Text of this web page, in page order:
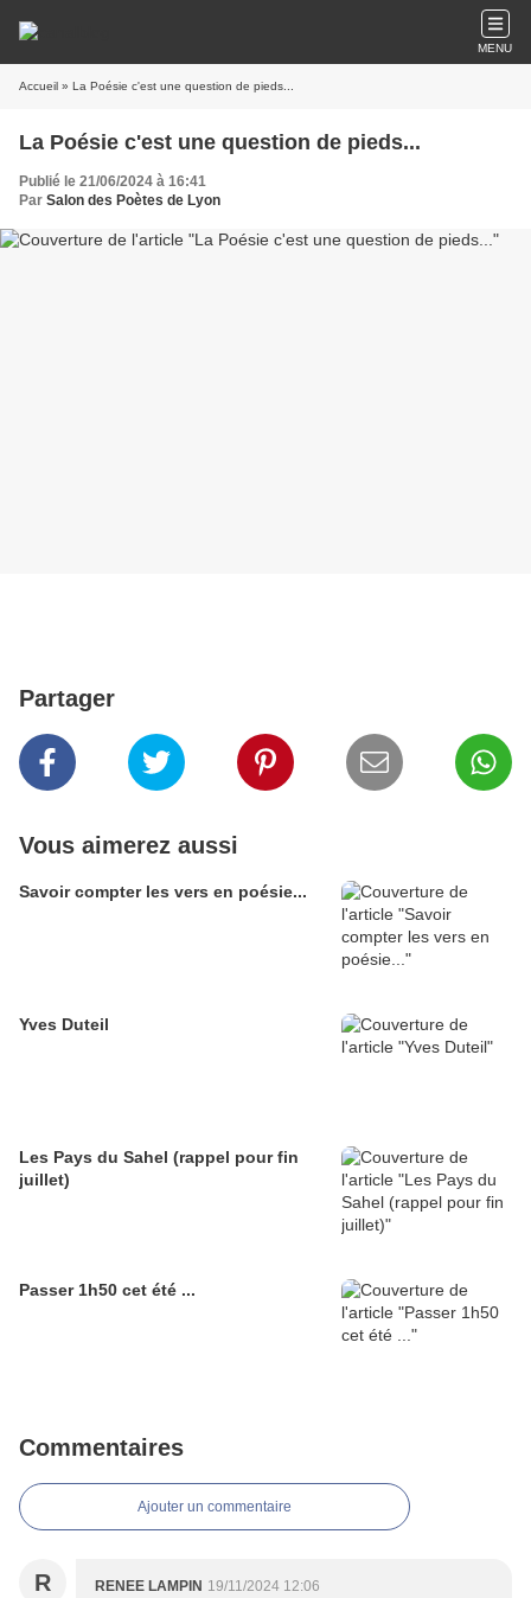
MENU
Accueil » La Poésie c'est une question de pieds...
La Poésie c'est une question de pieds...
Publié le 21/06/2024 à 16:41
Par Salon des Poètes de Lyon
Partager
Vous aimerez aussi
Savoir compter les vers en poésie...
Yves Duteil
Les Pays du Sahel (rappel pour fin
juillet)
Passer 1h50 cet été ...
Commentaires
Ajouter un commentaire
R RENEE LAMPIN 19/11/2024 12:06